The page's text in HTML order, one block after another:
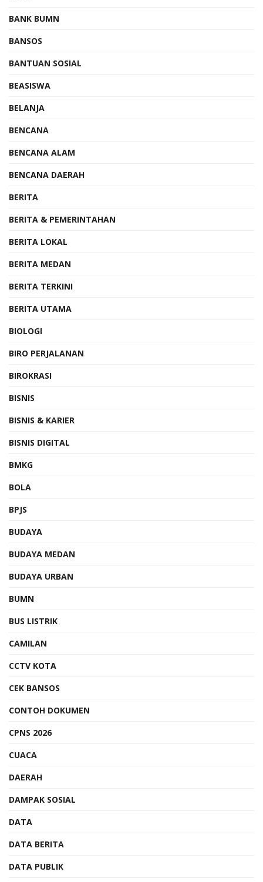
BANK BUMN
BANSOS
BANTUAN SOSIAL
BEASISWA
BELANJA
BENCANA
BENCANA ALAM
BENCANA DAERAH
BERITA
BERITA & PEMERINTAHAN
BERITA LOKAL
BERITA MEDAN
BERITA TERKINI
BERITA UTAMA
BIOLOGI
BIRO PERJALANAN
BIROKRASI
BISNIS
BISNIS & KARIER
BISNIS DIGITAL
BMKG
BOLA
BPJS
BUDAYA
BUDAYA MEDAN
BUDAYA URBAN
BUMN
BUS LISTRIK
CAMILAN
CCTV KOTA
CEK BANSOS
CONTOH DOKUMEN
CPNS 2026
CUACA
DAERAH
DAMPAK SOSIAL
DATA
DATA BERITA
DATA PUBLIK